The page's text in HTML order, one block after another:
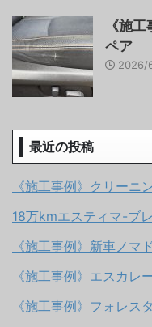
《施
ペア
2026/
最近の投稿
《施工事例》クリーニ
18万kmエスティマ-ブ
《施工事例》新車ノマ
《施工事例》エスカレ
《施工事例》フォレス